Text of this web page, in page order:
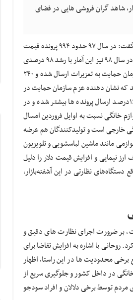
شاهد گران فروشی هایی در فضای
به گزارش کسب و کار نیوز، عباس تابش امروز در مورد این گران فروشی ها گفت: در سال ٩٧ حدود ٩٩۴ پرونده قیمت
را بررسی کردیم که با قیمت های تصویب شده در تنظیم بازار متفاوت بود. در سال ٩٨ نیز این آمار با رشد ٩٨ درصدی
به هزار و ٩۶۴ پرونده رسید. وی گفت: امسال تاکنون ۲۴۰ پرونده توسط سازمان حمایت به تعزیرات ارسال شده و ۲۴۰
که نشان دهنده عزم سازمان حمایت در
برخورد با گران فروشان است. وی گفت: در سال ٩٨ نسبت به ٩٧ حدود ١۶درصد ارسال پرونده ها بیشتر شده و در
لوازم خانگی نسبت به اوایل فروردین امسال
و بیش از ۱۰۰ درصدی لوازم خانگی خارجی است و تولیدکنندگان هم عرضه
مانند ماشین لباسشویی و تلویزیون
نیمایی و افزایش قیمت دلار را دلیل
نظارتی در این آشفته‌بازار،
بر ضرورت اجرای نظارت های دقیق و
روحانی با اشاره به افزایش تقاضا برای
محدودیت ها در این راستا، اظهار
در داخل کشور و جلوگیری سریع از
مردم توسط برخی دلالان و افراد سودجو